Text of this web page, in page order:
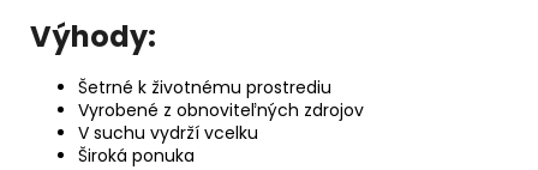
Výhody:
Šetrné k životnému prostrediu
Vyrobené z obnoviteľných zdrojov
V suchu vydrží vcelku
Široká ponuka